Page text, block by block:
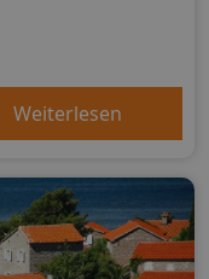
Weiterlesen